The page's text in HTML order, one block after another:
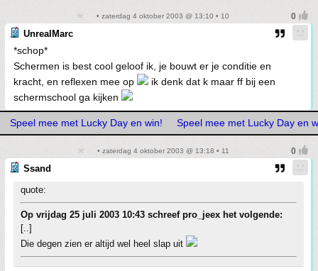
• zaterdag 4 oktober 2003 @ 13:10 • 10
UnrealMarc
*schop*
Schermen is best cool geloof ik, je bouwt er je conditie en
kracht, en reflexen mee op
ik denk dat k maar ff bij een
schermschool ga kijken
Speel mee met Lucky Day en win! Speel mee met Lucky Day en
• zaterdag 4 oktober 2003 @ 13:18 • 11
Ssand
quote:
Op vrijdag 25 juli 2003 10:43 schreef pro_jeex het volgende:
[..]
Die degen zien er altijd wel heel slap uit